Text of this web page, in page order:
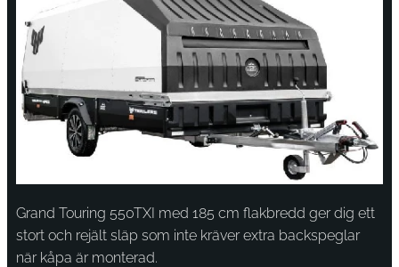
Grand Touring 550TXI med 185 cm flakbredd ger dig ett
stort och rejält släp som inte kräver extra backspeglar
när kåpa är monterad.